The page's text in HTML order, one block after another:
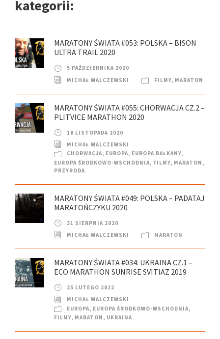
kategorii:
MARATONY ŚWIATA #053: POLSKA – BISON
ULTRA TRAIL 2020
5 PAŹDZIERNIKA 2020
MICHAŁ WALCZEWSKI
FILMY, MARATON
MARATONY ŚWIATA #055: CHORWACJA CZ.2 –
PLITVICE MARATHON 2020
18 LISTOPADA 2020
MICHAŁ WALCZEWSKI
CHORWACJA, EUROPA, EUROPA BAŁKANY,
EUROPA ŚRODKOWO-WSCHODNIA, FILMY, MARATON ,
PRZYRODA
MARATONY ŚWIATA #049: POLSKA – PADATAJ
MARATOŃCZYKU 2020
31 SIERPNIA 2020
MICHAŁ WALCZEWSKI
MARATON
MARATONY ŚWIATA #034: UKRAINA CZ.1 –
ECO MARATHON SUNRISE SVITIAZ 2019
25 LUTEGO 2022
MICHAŁ WALCZEWSKI
EUROPA, EUROPA ŚRODKOWO-WSCHODNIA,
FILMY, MARATON , UKRAINA